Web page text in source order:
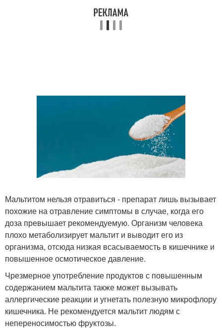
Мальтитом нельзя отравиться - препарат лишь вызывает
похожие на отравление симптомы в случае, когда его
доза превышает рекомендуемую. Организм человека
плохо метаболизирует мальтит и выводит его из
организма, отсюда низкая всасываемость в кишечнике и
повышенное осмотическое давление.
Чрезмерное употребление продуктов с повышенным
содержанием мальтита также может вызывать
аллергические реакции и угнетать полезную микрофлору
кишечника. Не рекомендуется мальтит людям с
непереносимостью фруктозы.